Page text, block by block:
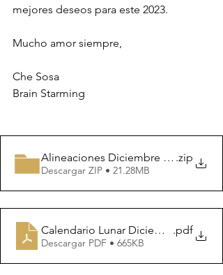
mejores deseos para este 2023.
Mucho amor siempre,
Che Sosa
Brain Starming
Alineaciones Diciembre 2022 por
.zip
Descargar ZIP • 21.28MB
Calendario Lunar Diciembre 2022
.pdf
Descargar PDF • 665KB